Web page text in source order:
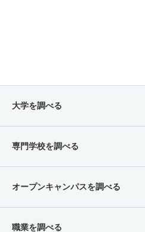
大学を調べる
専門学校を調べる
オープンキャンパスを調べる
職業を調べる